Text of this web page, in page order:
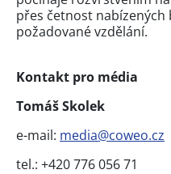
přes četnost
požadované vzdělání.
Kontakt pro média
Tomáš Skolek
e-mail: media@coweo.cz
tel.: +420 776 056 71